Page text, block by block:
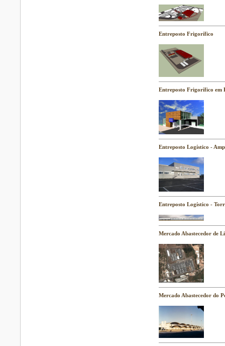
Entreposto Frigorífico
Entreposto Frigorífico em
Entreposto Logístico -
Entreposto Logístico -
Mercado Abastecedor de
Mercado Abastecedor do